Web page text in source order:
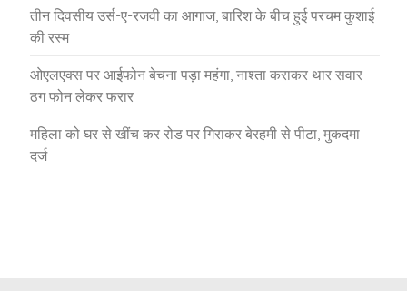
तीन दिवसीय उर्स-ए-रजवी का आगाज, बारिश के बीच हुई परचम कुशाई
की रस्म
ओएलएक्स पर आईफोन बेचना पड़ा महंगा, नाश्ता कराकर थार सवार
ठग फोन लेकर फरार
महिला को घर से खींच कर रोड पर गिराकर बेरहमी से पीटा, मुकदमा
दर्ज